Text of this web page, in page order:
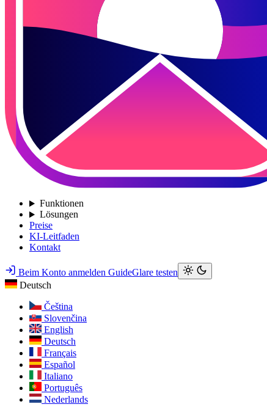
Funktionen
Lösungen
Preise
KI-Leitfaden
Kontakt
Beim Konto anmelden GuideGlare testen
Deutsch
Čeština
Slovenčina
English
Deutsch
Français
Español
Italiano
Português
Nederlands